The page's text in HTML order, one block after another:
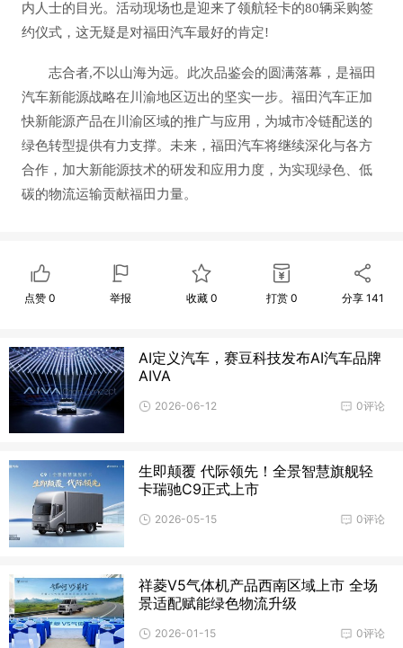
内人士的目光。活动现场也是迎来了领航轻卡的80辆采购签
约仪式，这无疑是对福田汽车最好的肯定!
志合者,不以山海为远。此次品鉴会的圆满落幕，是福田
汽车新能源战略在川渝地区迈出的坚实一步。福田汽车正加
快新能源产品在川渝区域的推广与应用，为城市冷链配送的
绿色转型提供有力支撑。未来，福田汽车将继续深化与各方
合作，加大新能源技术的研发和应用力度，为实现绿色、低
碳的物流运输贡献福田力量。
点赞0 举报 收藏 0 打赏0 分享 141
AI定义汽车，赛豆科技发布AI汽车品牌
AIVA
0评论
2026-06-12
生即颠覆 代际领先！全景智慧旗舰轻
卡瑞驰C9正式上市
0评论
2026-05-15
祥菱V5气体机产品西南区域上市 全场
景适配赋能绿色物流升级
0评论
2026-01-15